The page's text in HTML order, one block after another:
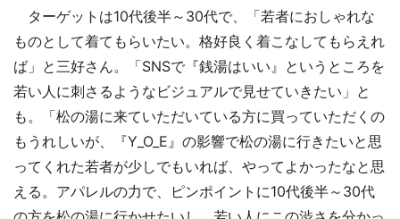
ターゲットは10代後半～30代で、「若者におしゃれな
ものとして着てもらいたい。格好良く着こなしてもらえれ
ば」と三好さん。「SNSで『銭湯はいい』というところを
若い人に刺さるようなビジュアルで見せていきたい」と
も。「松の湯に来ていただいている方に買っていただくの
もうれしいが、『Y_O_E』の影響で松の湯に行きたいと思
ってくれた若者が少しでもいれば、やってよかったなと思
える。アパレルの力で、ピンポイントに10代後半～30代